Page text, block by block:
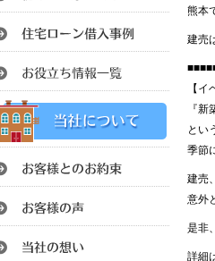
熊本
建売
【
『
とい
季節
建売
意外
是非
詳細